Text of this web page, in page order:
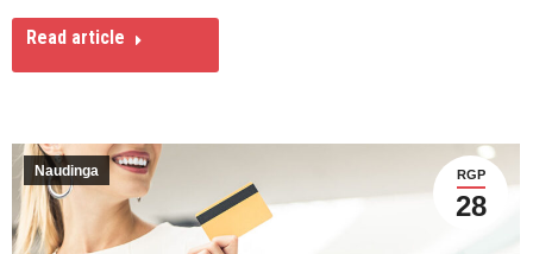
Read article
RGP
28
Naudinga